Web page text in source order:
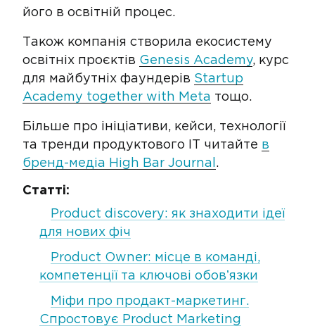
його в освітній процес.
Також компанія створила екосистему
освітніх проєктів Genesis Academy, курс
для майбутніх фаундерів Startup
Academy together with Meta тощо.
Більше про ініціативи, кейси, технології
та тренди продуктового ІТ читайте в
бренд-медіа High Bar Journal .
Статті:
Product discovery: як знаходити ідеї
для нових фіч
Product Owner: місце в команді,
компетенції та ключові обовʼязки
Міфи про продакт-маркетинг.
Спростовує Product Marketing